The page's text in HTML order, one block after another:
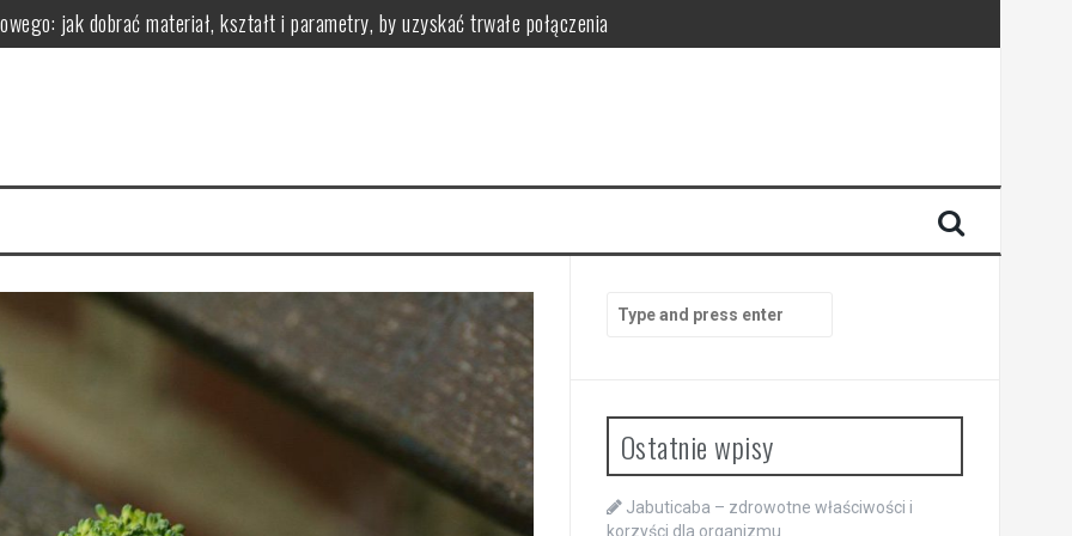
jak dobrać materiał, kształt i parametry, by uzyskać trwałe połączenia
i przeciwwskazania
leczy i jak wygląda leczenie aparatami
dla organizmu
for:
Ostatnie wpisy
Jabuticaba – zdrowotne właściwości i
korzyści dla organizmu